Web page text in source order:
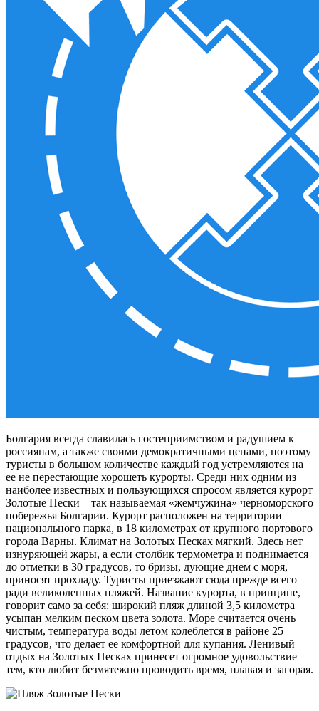
Болгария всегда славилась гостеприимством и радушием к
россиянам, а также своими демократичными ценами, поэтому
туристы в большом количестве каждый год устремляются на
ее не перестающие хорошеть курорты. Среди них одним из
наиболее известных и пользующихся спросом является курорт
Золотые Пески – так называемая «жемчужина» черноморского
побережья Болгарии. Курорт расположен на территории
национального парка, в 18 километрах от крупного портового
города Варны. Климат на Золотых Песках мягкий. Здесь нет
изнуряющей жары, а если столбик термометра и поднимается
до отметки в 30 градусов, то бризы, дующие днем с моря,
приносят прохладу. Туристы приезжают сюда прежде всего
ради великолепных пляжей. Название курорта, в принципе,
говорит само за себя: широкий пляж длиной 3,5 километра
усыпан мелким песком цвета золота. Море считается очень
чистым, температура воды летом колеблется в районе 25
градусов, что делает ее комфортной для купания. Ленивый
отдых на Золотых Песках принесет огромное удовольствие
тем, кто любит безмятежно проводить время, плавая и загорая.